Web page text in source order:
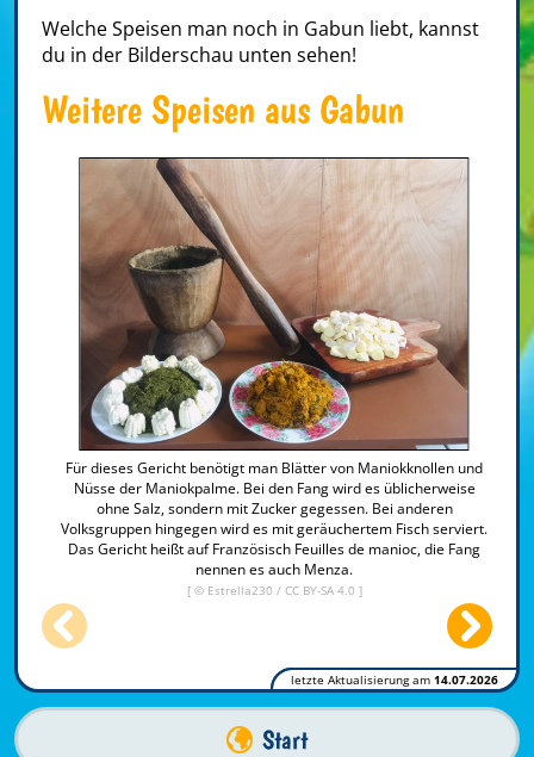
Welche Speisen man noch in Gabun liebt, kannst
du in der Bilderschau unten sehen!
Weitere Speisen aus Gabun
Für dieses Gericht benötigt man Blätter von Maniokknollen und
Nüsse der Maniokpalme. Bei den Fang wird es üblicherweise
ohne Salz, sondern mit Zucker gegessen. Bei anderen
Volksgruppen hingegen wird es mit geräuchertem Fisch serviert.
Das Gericht heißt auf Französisch Feuilles de manioc, die Fang
nennen es auch Menza.
[ © Estrella230 / CC BY-SA 4.0 ]
letzte Aktualisierung am 14.07.2026
Start